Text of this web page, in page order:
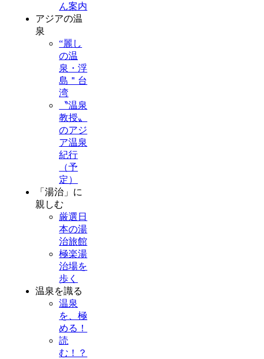
ん案内
アジアの温
泉
“麗し
の温
泉・浮
島＂台
湾
〝温泉
教授〟
のアジ
ア温泉
紀行
（予
定）
「湯治」に
親しむ
厳選日
本の湯
治旅館
極楽湯
治場を
歩く
温泉を識る
温泉
を、極
める！
読
む！？